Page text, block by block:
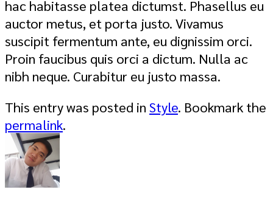
hac habitasse platea dictumst. Phasellus eu
auctor metus, et porta justo. Vivamus
suscipit fermentum ante, eu dignissim orci.
Proin faucibus quis orci a dictum. Nulla ac
nibh neque. Curabitur eu justo massa.
This entry was posted in Style. Bookmark the
permalink.